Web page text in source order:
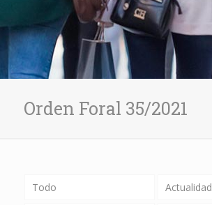
Orden Foral 35/2021
Todo Actualidad